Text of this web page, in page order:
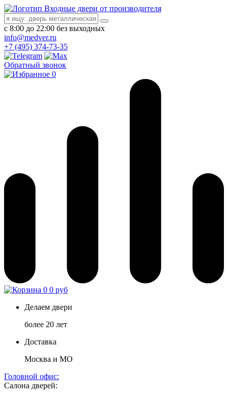
Входные двери от производителя
с 8:00 до 22:00 без выходных
info@medver.ru
+7 (495) 374-73-35
Обратный звонок
0
0 0 руб
Делаем двери
более 20 лет
Доставка
Москва и МО
Головной офис:
Салона дверей: